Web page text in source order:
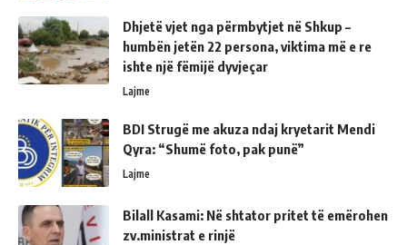
Dhjetë vjet nga përmbytjet në Shkup –
humbën jetën 22 persona, viktima më e re
ishte një fëmijë dyvjeçar
Lajme
BDI Strugë me akuza ndaj kryetarit Mendi
Qyra: “Shumë foto, pak punë”
Lajme
Bilall Kasami: Në shtator pritet të emërohen
zv.ministrat e rinjë